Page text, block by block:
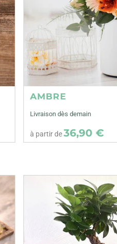
AMBRE
Livraison dès demain
à partir de36,90 €